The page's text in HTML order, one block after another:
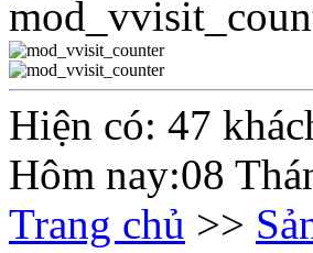
Hiện có: 47
Hôm nay:08
Trang chủ >>